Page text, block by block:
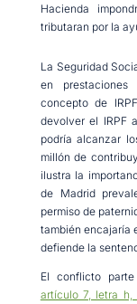
Hacienda
tributaran por la
La Seguridad
en
concepto de
devolver el IRPF
podría alcanzar
millón de
ilustra la
de Madrid
permiso de
también encajaría
defiende la
El conflicto
artículo 7, letra